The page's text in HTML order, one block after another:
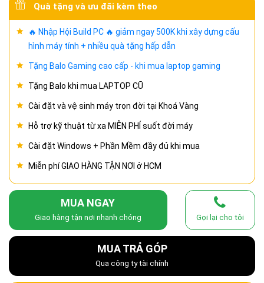
Quà tặng và ưu đãi kèm theo
🔥 Nhập Hội Build PC 🔥 giảm ngay 500K khi xây dựng cấu
hình máy tính + nhiều quà tặng hấp dẫn
Tặng Balo Gaming cao cấp - khi mua laptop gaming
Tặng Balo khi mua LAPTOP CŨ
Cài đặt và vệ sinh máy trọn đời tại Khoá Vàng
Hỗ trợ kỹ thuật từ xa MIỄN PHÍ suốt đời máy
Cài đặt Windows + Phần Mềm đầy đủ khi mua
Miễn phí GIAO HÀNG TẬN NƠI ở HCM
MUA NGAY
Giao hàng tận nơi nhanh chóng Gọi lại cho tôi
MUA TRẢ GÓP
Qua công ty tài chính